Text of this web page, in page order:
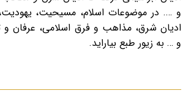
و …. در موضوعات اسلام، مسیحیت،
ادیان شرق، مذاهب و فرق اسلامی، عرفان
و … به زیور طبع بیاراید.